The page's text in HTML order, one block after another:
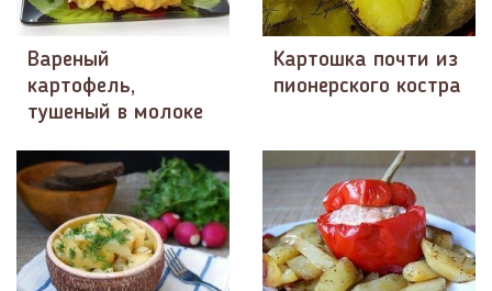
Вареный
картофель,
тушеный в молоке
Картошка почти из
пионерского костра